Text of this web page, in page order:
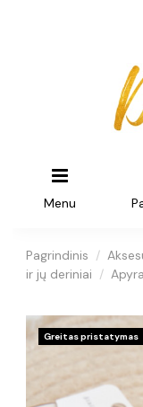
Menu
Pagrindinis
ir jų deriniai
Greitas pristatymas